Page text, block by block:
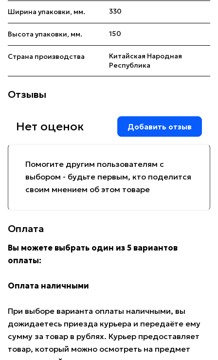
Ширина упаковки, мм. 330
Высота упаковки, мм. 150
Страна производства
Китайская Народная
Республика
Отзывы
Помогите другим пользователям с
выбором - будьте первым, кто поделится
своим мнением об этом товаре
Нет оценок Добавить отзыв
Оплата
Вы можете выбрать один из 5 вариантов
оплаты:
Оплата наличными
При выборе варианта оплаты наличными, вы
дожидаетесь приезда курьера и передаёте ему
сумму за товар в рублях. Курьер предоставляет
товар, который можно осмотреть на предмет